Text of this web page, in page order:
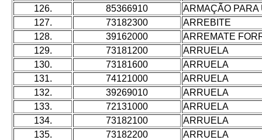
126.
85366910
ARMAÇÃO PARA
127.
73182300
ARREBITE
128.
39162000
ARREMATE
129.
73181200
ARRUELA
130.
73181600
ARRUELA
131.
74121000
ARRUELA
132.
39269010
ARRUELA
133.
72131000
ARRUELA
134.
73182100
ARRUELA
135.
73182200
ARRUELA